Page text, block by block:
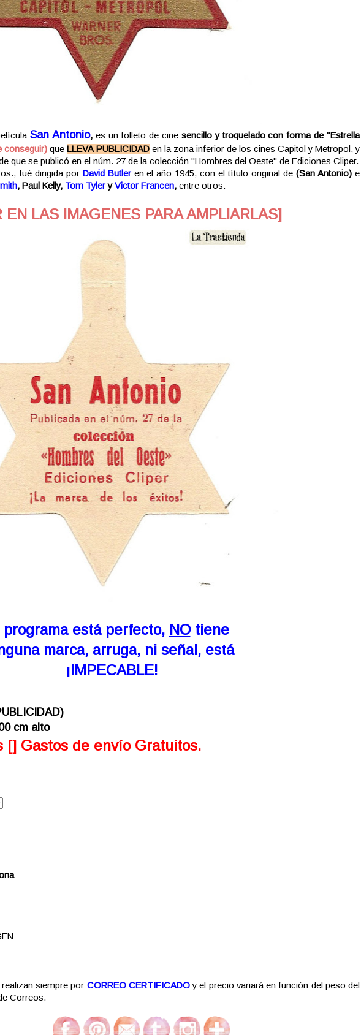
San Antonio,es un folleto de cine sencillo y troquelado con forma de "Estrella
conseguir) queLLEVA PUBLICIDADen la zona inferior de los cines Capitol y Metropol, y
que se publicó en el núm. 27 de la colección "Hombres del Oeste" de Ediciones Cliper.
fué dirigida por David Butleren el año 1945, con el título original de(San Antonio) e
, Paul Kelly, Tom TyleryVictor Francen, entre otros.
EN LAS IMAGENES PARA AMPLIARLAS]
programa está perfecto, NOtiene
marca, arruga, ni señal , está
¡IMPECABLE!
0 cm alto
[] Gastos de envío Gratuitos.
siempre por CORREO CERTIFICADOy el precio variará en función del peso del
Correos.